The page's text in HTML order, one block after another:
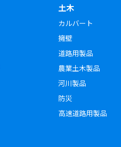
土木
カルバート
擁壁
道路用製品
農業土木製品
河川製品
防災
高速道路用製品